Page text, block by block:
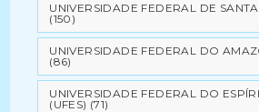
UNIVERSIDADE FEDERAL DE
(150)
UNIVERSIDADE FEDERAL DO
(86)
UNIVERSIDADE FEDERAL DO
(UFES) (71)